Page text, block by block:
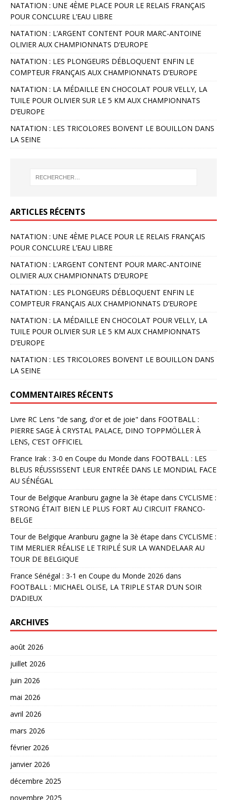
NATATION : UNE 4ÈME PLACE POUR LE RELAIS FRANÇAIS
POUR CONCLURE L’EAU LIBRE
NATATION : L’ARGENT CONTENT POUR MARC-ANTOINE
OLIVIER AUX CHAMPIONNATS D’EUROPE
NATATION : LES PLONGEURS DÉBLOQUENT ENFIN LE
COMPTEUR FRANÇAIS AUX CHAMPIONNATS D’EUROPE
NATATION : LA MÉDAILLE EN CHOCOLAT POUR VELLY, LA
TUILE POUR OLIVIER SUR LE 5 KM AUX CHAMPIONNATS
D’EUROPE
NATATION : LES TRICOLORES BOIVENT LE BOUILLON DANS
LA SEINE
ARTICLES RÉCENTS
NATATION : UNE 4ÈME PLACE POUR LE RELAIS FRANÇAIS
POUR CONCLURE L’EAU LIBRE
NATATION : L’ARGENT CONTENT POUR MARC-ANTOINE
OLIVIER AUX CHAMPIONNATS D’EUROPE
NATATION : LES PLONGEURS DÉBLOQUENT ENFIN LE
COMPTEUR FRANÇAIS AUX CHAMPIONNATS D’EUROPE
NATATION : LA MÉDAILLE EN CHOCOLAT POUR VELLY, LA
TUILE POUR OLIVIER SUR LE 5 KM AUX CHAMPIONNATS
D’EUROPE
NATATION : LES TRICOLORES BOIVENT LE BOUILLON DANS
LA SEINE
COMMENTAIRES RÉCENTS
Livre RC Lens "de sang, d'or et de joie" dans FOOTBALL :
PIERRE SAGE À CRYSTAL PALACE, DINO TOPPMÖLLER À
LENS, C’EST OFFICIEL
France Irak : 3-0 en Coupe du Monde dans FOOTBALL : LES
BLEUS RÉUSSISSENT LEUR ENTRÉE DANS LE MONDIAL FACE
AU SÉNÉGAL
Tour de Belgique Aranburu gagne la 3è étape dans CYCLISME :
STRONG ÉTAIT BIEN LE PLUS FORT AU CIRCUIT FRANCO-
BELGE
Tour de Belgique Aranburu gagne la 3è étape dans CYCLISME :
TIM MERLIER RÉALISE LE TRIPLÉ SUR LA WANDELAAR AU
TOUR DE BELGIQUE
France Sénégal : 3-1 en Coupe du Monde 2026 dans
FOOTBALL : MICHAEL OLISE, LA TRIPLE STAR D’UN SOIR
D’ADIEUX
ARCHIVES
août 2026
juillet 2026
juin 2026
mai 2026
avril 2026
mars 2026
février 2026
janvier 2026
décembre 2025
novembre 2025